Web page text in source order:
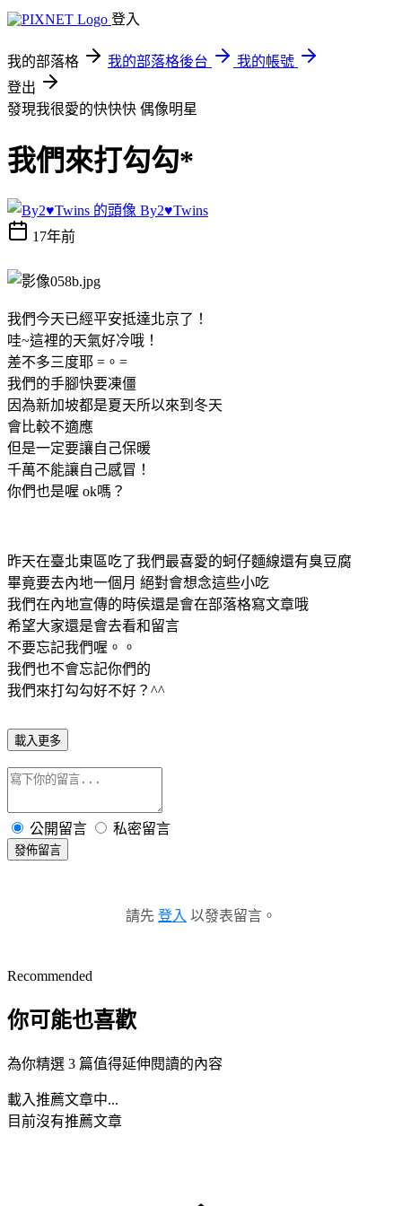
登入
我的部落格 我的部落格後台
我的帳號
登出
發現我很愛的快快快 偶像明星
我們來打勾勾*
By2♥Twins
17年前
我們今天已經平安抵達北京了！
哇~這裡的天氣好冷哦！
差不多三度耶 =。=
我們的手腳快要凍僵
因為新加坡都是夏天所以來到冬天
會比較不適應
但是一定要讓自己保暖
千萬不能讓自己感冒！
你們也是喔 ok嗎？
昨天在臺北東區吃了我們最喜愛的蚵仔麵線還有臭豆腐
畢竟要去內地一個月 絕對會想念這些小吃
我們在內地宣傳的時侯還是會在部落格寫文章哦
希望大家還是會去看和留言
不要忘記我們喔。。
我們也不會忘記你們的
我們來打勾勾好不好？^^
載入更多
公開留言 私密留言
發佈留言
請先 登入 以發表留言。
Recommended
你可能也喜歡
為你精選 3 篇值得延伸閱讀的內容
載入推薦文章中...
目前沒有推薦文章